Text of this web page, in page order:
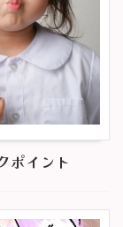
ポイント